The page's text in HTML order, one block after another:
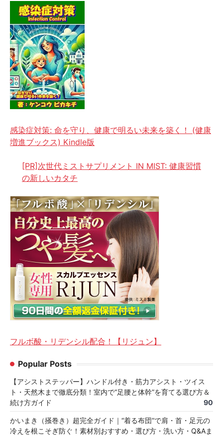
感染症対策: 命を守り、健康で明るい未来を築く！ (健康
増進ブックス) Kindle版
[PR]次世代ミストサプリメント IN MIST: 健康習慣
の新しいカタチ
フルボ酸・リデンシル配合！【リジュン】
Popular Posts
【アシストステッパー】ハンドル付き・筋力アシスト・ツイス
ト・天然木まで徹底分類！室内で“足腰と体幹”を育てる選び方＆
続け方ガイド
90
かいまき（掻巻き）超完全ガイド｜“着る布団”で肩・首・足元の
冷えを根こそぎ防ぐ！素材別おすすめ・選び方・洗い方・Q&Aま